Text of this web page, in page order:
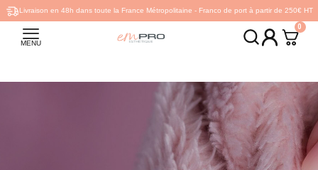
Livraison en 48h dans toute la France Métropolitaine - Franco de port à partir de 250€ HT
MENU